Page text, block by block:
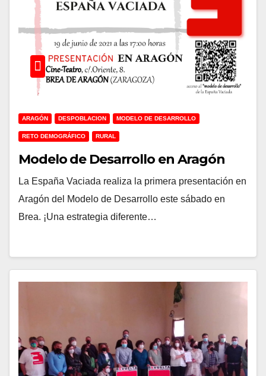
ARAGÓN DESPOBLACION MODELO DE DESARROLLO
RETO DEMOGRÁFICO RURAL
Modelo de Desarrollo en Aragón
La España Vaciada realiza la primera presentación en
Aragón del Modelo de Desarrollo este sábado en
Brea. ¡Una estrategia diferente…